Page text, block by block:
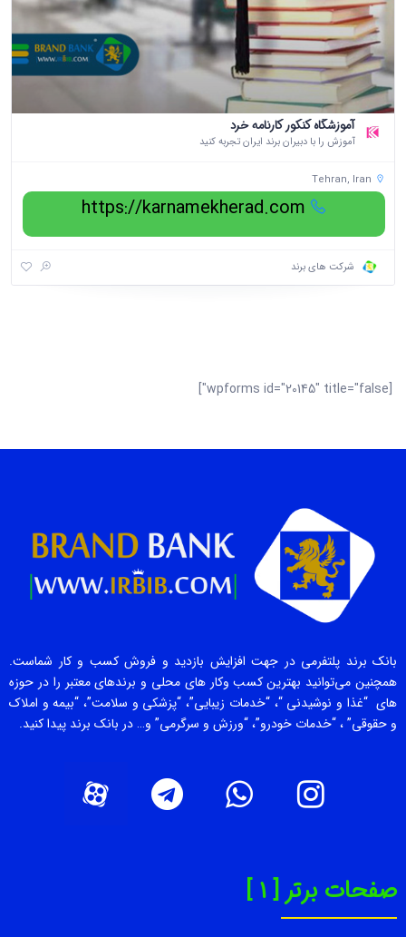
آموزشگاه کنکور کارنامه خرد
آموزش را با دبیران برند ایران تجربه کنید
Tehran, Iran
https://karnamekherad.com
شرکت های برند
[wpforms id="20145" title="false"]
بانک برند پلتفرمی در جهت افزایش بازدید و فروش کسب و کار شماست.
همچنین می‌توانید بهترین کسب وکار های محلی و برندهای معتبر را در حوزه
های “غذا و نوشیدنی “، “خدمات زیبایی”، “پزشکی و سلامت”، “بیمه و املاک
و حقوقی” ، “خدمات خودرو”، “ورزش و سرگرمی” و… در بانک برند پیدا کنید.
صفحات برتر [ 1 ]